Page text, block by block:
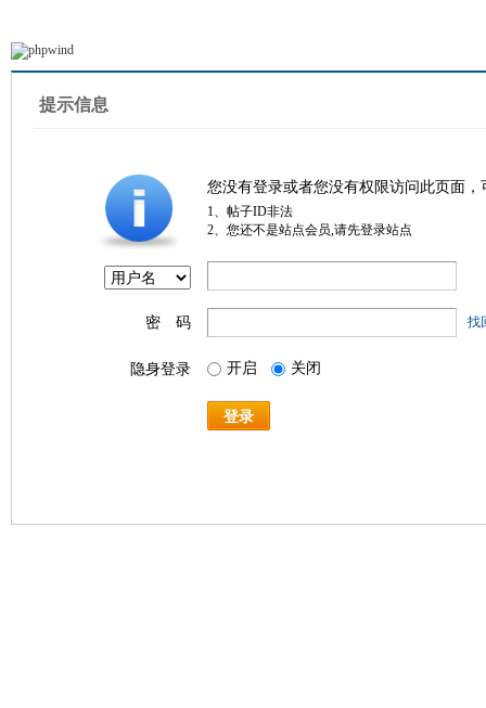
提示信息
您没有登录或者您没有权限访问此页面
1、帖子ID非法
2、您还不是站点会员,请先登录站点
密 码 找
隐身登录 开启 关闭
登录